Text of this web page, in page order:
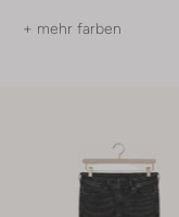
+ mehr farben